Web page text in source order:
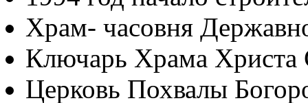
Храм- часовня
Ключарь Храма Христа
Церковь Похвалы